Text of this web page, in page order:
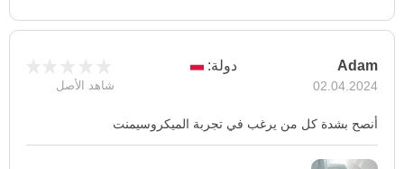
Adam
02.04.2024
دولة:
شاهد الأصل
أنصح بشدة كل من يرغب في تجربة الميكروسيمنت